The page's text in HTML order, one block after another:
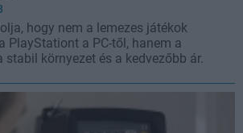
hogy nem a lemezes játékok
PlayStationt a PC-től, hanem a
környezet és a kedvezőbb ár.